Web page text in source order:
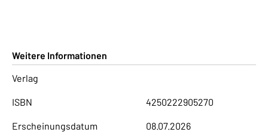
Weitere Informationen
Verlag
ISBN 4250222905270
Erscheinungsdatum 08.07.2026